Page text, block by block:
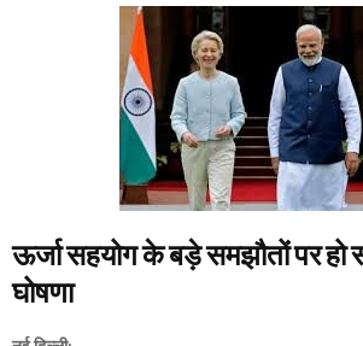
ऊर्जा सहयोग के बड़े समझौतों पर
घोषणा